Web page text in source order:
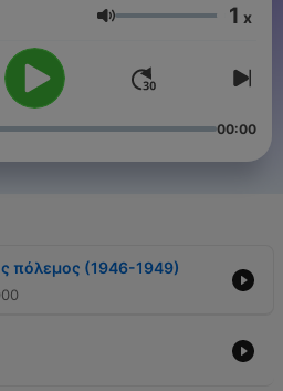
Ses 1 x
00:00
πόλεμος (1946-1949)